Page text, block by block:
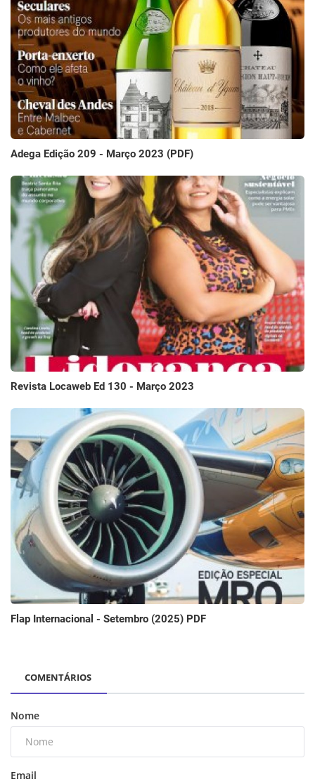
Adega Edição 209 - Março 2023 (PDF)
Revista Locaweb Ed 130 - Março 2023
Flap Internacional - Setembro (2025) PDF
COMENTÁRIOS
Nome
Email